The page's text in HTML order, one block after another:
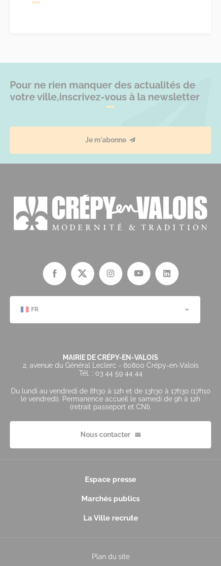
Pour ne rien manquer des actualités de
votre ville,inscrivez-vous à la newsletter
Je m'abonne
FR
MAIRIE DE CRÉPY-EN-VALOIS
2, avenue du Général Leclerc - 60800 Crépy-en-Valois
Tél. : 03 44 59 44 44
Du lundi au vendredi de 8h30 à 12h et de 13h30 à 17h30 (17h10
le vendredi). Permanence accueil le samedi de 9h à 12h
(retrait passeport et CNI).
Nous contacter
Espace presse
Marchés publics
La Ville recrute
Plan du site